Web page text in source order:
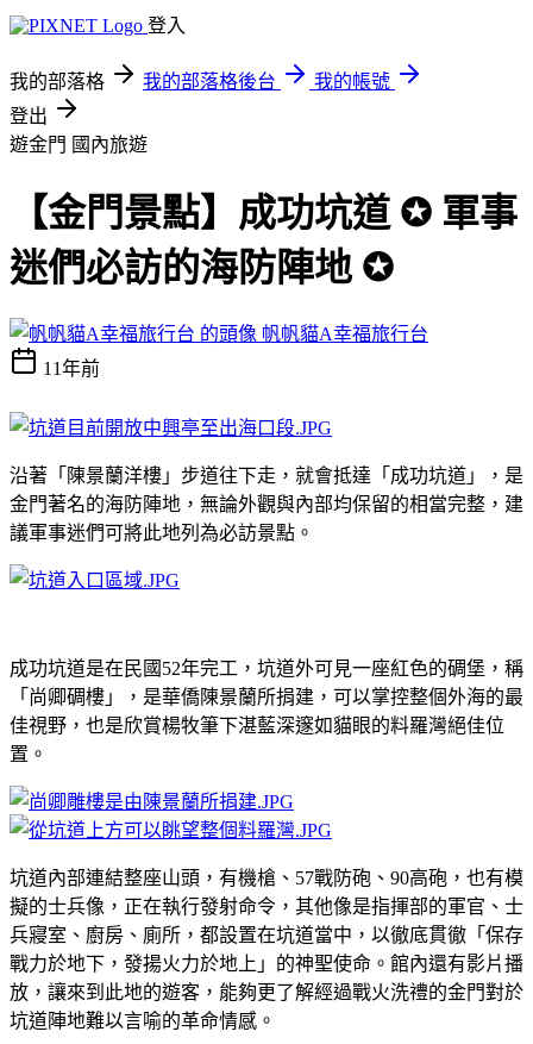
登入
我的部落格 我的部落格後台
我的帳號
登出
遊金門 國內旅遊
【金門景點】成功坑道 ✪ 軍事
迷們必訪的海防陣地 ✪
帆帆貓A幸福旅行台
11年前
沿著「陳景蘭洋樓」步道往下走，就會抵達「成功坑道」，是
金門著名的海防陣地，無論外觀與內部均保留的相當完整，建
議軍事迷們可將此地列為必訪景點。
成功坑道是在民國 52年完工，坑道外可見一座紅色的碉堡，稱
「尚卿碉樓」，是華僑陳景蘭所捐建，可以掌控整個外海的最
佳視野，也是欣賞楊牧筆下湛藍深邃如貓眼的料羅灣絕佳位
置。
坑道內部連結整座山頭，有機槍、 57戰防砲、 90高砲，也有模
擬的士兵像，正在執行發射命令，其他像是指揮部的軍官、士
兵寢室、廚房、廁所，都設置在坑道當中，以徹底貫徹「保存
戰力於地下，發揚火力於地上」的神聖使命。 館內還有影片播
放，讓來到此地的遊客，能夠更了解經過戰火洗禮的金門對於
坑道陣地難以言喻的革命情感。